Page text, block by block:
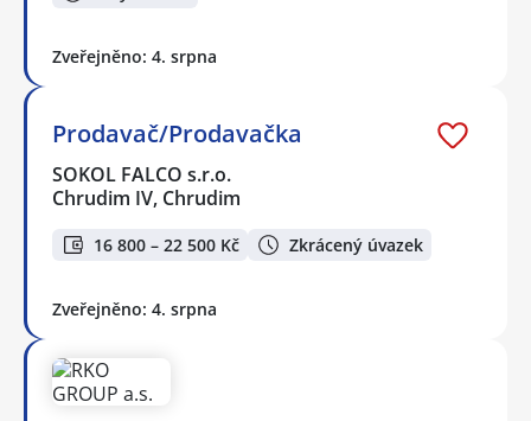
Zveřejněno: 4. srpna
Prodavač/Prodavačka
SOKOL FALCO s.r.o.
Chrudim IV, Chrudim
16 800 – 22 500 Kč Zkrácený úvazek
Zveřejněno: 4. srpna